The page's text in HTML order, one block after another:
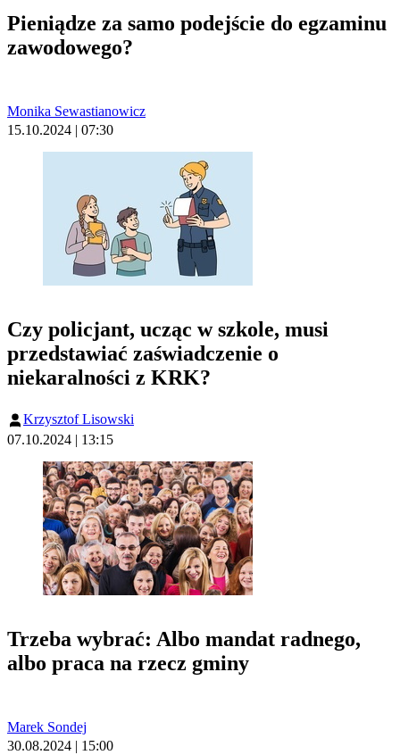
Pieniądze za samo podejście do egzaminu
zawodowego?
Monika Sewastianowicz
15.10.2024 | 07:30
Czy policjant, ucząc w szkole, musi
przedstawiać zaświadczenie o
niekaralności z KRK?
Krzysztof Lisowski
07.10.2024 | 13:15
Trzeba wybrać: Albo mandat radnego,
albo praca na rzecz gminy
Marek Sondej
30.08.2024 | 15:00